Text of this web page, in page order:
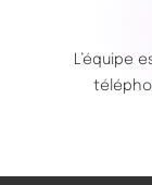
L’équipe